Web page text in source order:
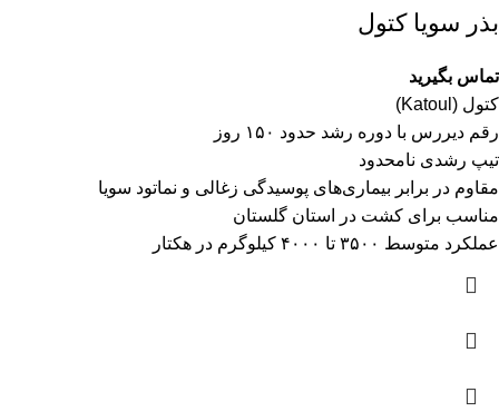
بذر سویا کتول
تماس بگیرید
کتول (Katoul)
رقم دیررس با دوره رشد حدود ۱۵۰ روز
تیپ رشدی نامحدود
مقاوم در برابر بیماری‌های پوسیدگی زغالی و نماتود سویا
مناسب برای کشت در استان گلستان
عملکرد متوسط ۳۵۰۰ تا ۴۰۰۰ کیلوگرم در هکتار